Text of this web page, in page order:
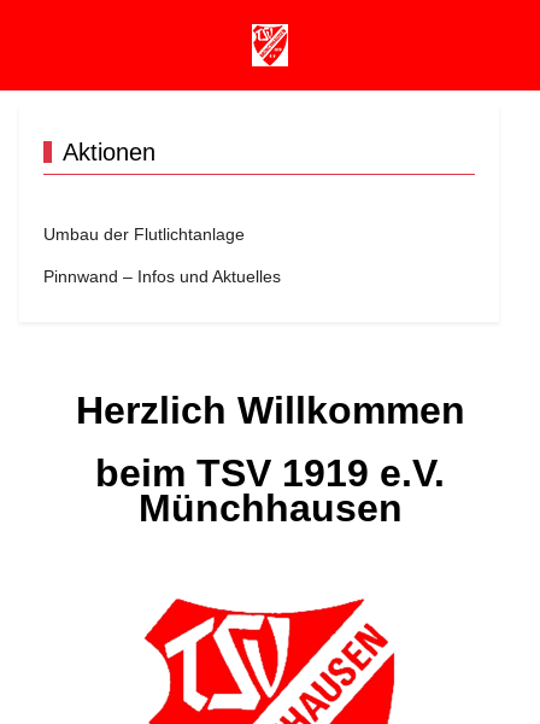
Aktionen
Umbau der Flutlichtanlage
Pinnwand – Infos und Aktuelles
Herzlich Willkommen
beim TSV 1919 e.V.
Münchhausen